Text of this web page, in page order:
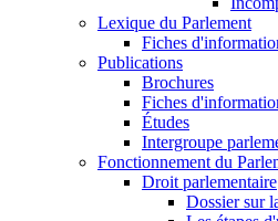
Lexique du Parlement
Fiches
Publications
Brochures
Fiches
Études
Intergroupe
Fonctionnement du
Droit parlementaire
Dossier sur